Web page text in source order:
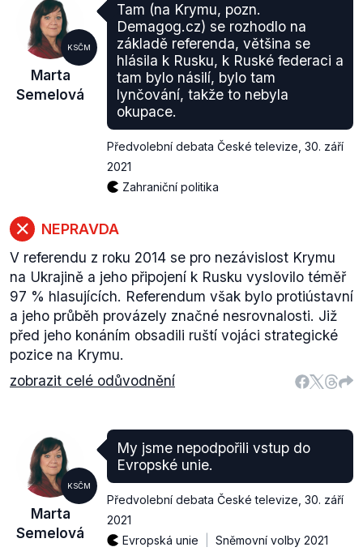
KSČM
Marta
Semelová
Tam (na Krymu, pozn.
Demagog.cz) se rozhodlo na
základě referenda, většina se
hlásila k Rusku, k Ruské federaci a
tam bylo násilí, bylo tam
lynčování, takže to nebyla
okupace.
Předvolební debata České televize 30. září
2021
Zahraniční politika
NEPRAVDA
V referendu z roku 2014 se pro nezávislost Krymu
na Ukrajině a jeho připojení k Rusku vyslovilo téměř
97 % hlasujících. Referendum však bylo protiústavní
a jeho průběh provázely značné nesrovnalosti. Již
před jeho konáním obsadili ruští vojáci strategické
pozice na Krymu.
zobrazit celé odůvodnění
KSČM
Marta
Semelová
My jsme nepodpořili vstup do
Evropské unie.
Předvolební debata České televize 30. září
2021
Evropská unie
Sněmovní volby 2021